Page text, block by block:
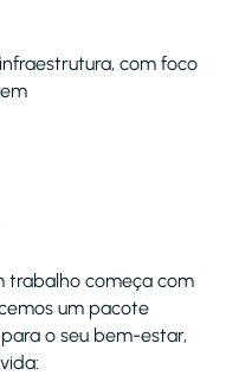
com foco
trabalho começa com
um pacote
o seu bem-estar,